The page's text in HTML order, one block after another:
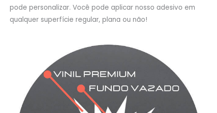
pode personalizar. Você pode aplicar nosso adesivo em
qualquer superfície regular, plana ou não!